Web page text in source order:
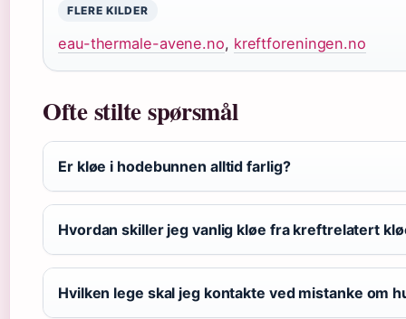
FLERE KILDER
eau-thermale-avene.no, kreftforeningen.no
Ofte stilte spørsmål
Er kløe i hodebunnen alltid farlig?
Hvordan skiller jeg vanlig kløe fra kreftrelatert
Hvilken lege skal jeg kontakte ved mistanke om